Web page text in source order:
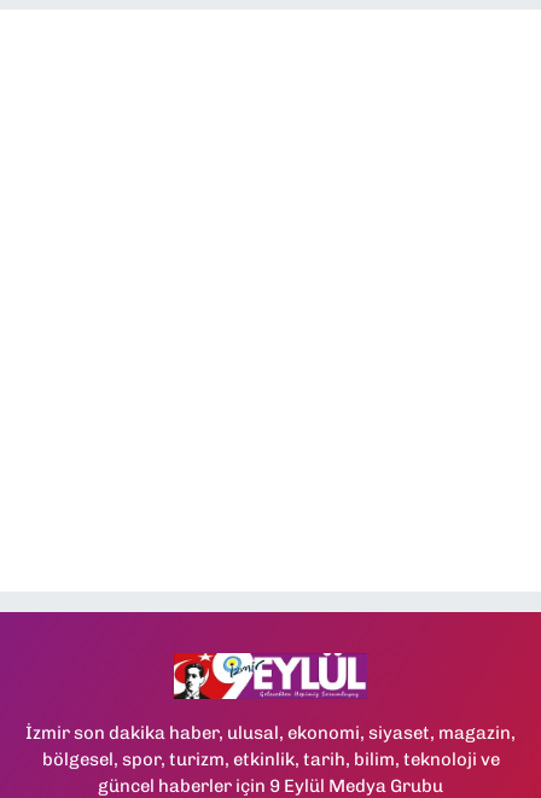
İzmir son dakika haber, ulusal, ekonomi, siyaset, magazin,
bölgesel, spor, turizm, etkinlik, tarih, bilim, teknoloji ve
güncel haberler için 9 Eylül Medya Grubu